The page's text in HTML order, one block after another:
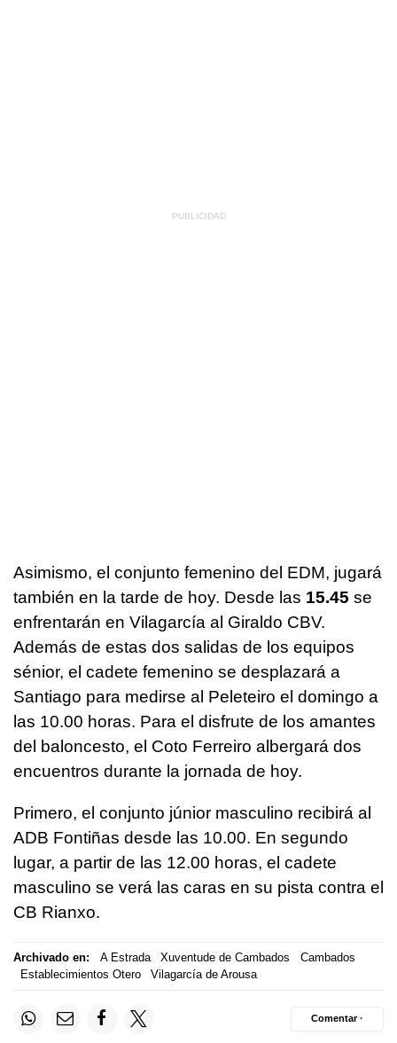
Asimismo, el conjunto femenino del EDM, jugará
también en la tarde de hoy. Desde las 15.45 se
enfrentarán en Vilagarcía al Giraldo CBV.
Además de estas dos salidas de los equipos
sénior, el cadete femenino se desplazará a
Santiago para medirse al Peleteiro el domingo a
las 10.00 horas. Para el disfrute de los amantes
del baloncesto, el Coto Ferreiro albergará dos
encuentros durante la jornada de hoy.
Primero, el conjunto júnior masculino recibirá al
ADB Fontiñas desde las 10.00. En segundo
lugar, a partir de las 12.00 horas, el cadete
masculino se verá las caras en su pista contra el
CB Rianxo.
Archivado en: A Estrada Xuventude de Cambados
Cambados
Establecimientos Otero
Vilagarcía de Arousa
Comentar ·